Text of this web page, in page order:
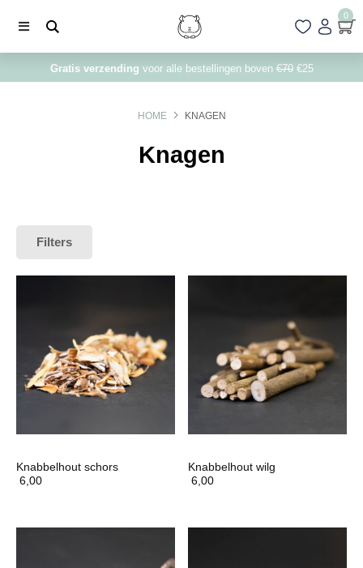
0
Gratis verzending voor alle bestellingen boven€70€25
HOME KNAGEN
Knagen
Filters
Knabbelhout schors
6,00
Knabbelhout wilg
6,00